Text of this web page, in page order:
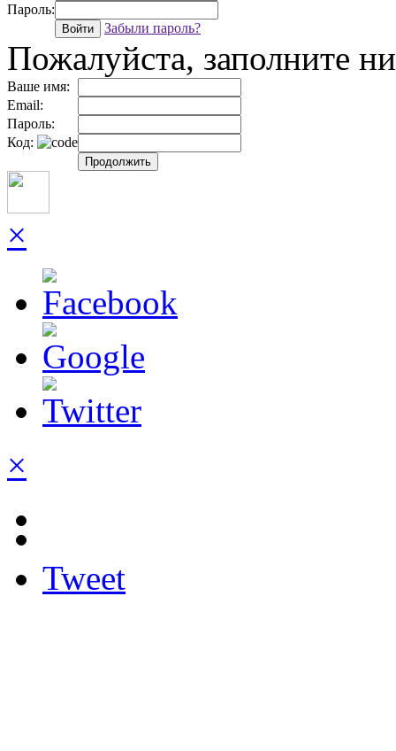
Пароль:
Войти Забыли пароль?
Пожалуйста, заполните
Ваше имя:
Email:
Пароль:
Код:
Продолжить
×
×
Tweet